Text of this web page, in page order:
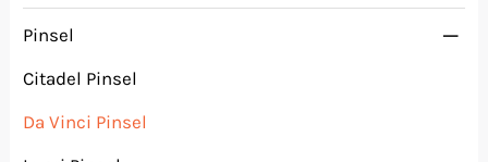
Tabletop
Pinsel
Citadel Pinsel
Da Vinci Pinsel